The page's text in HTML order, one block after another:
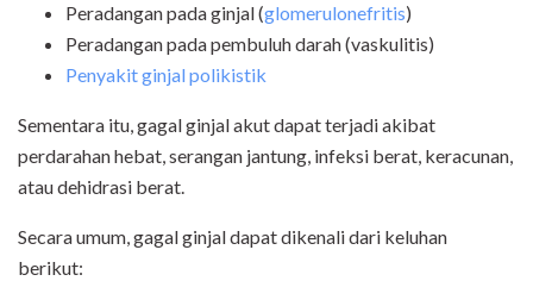
Peradangan pada ginjal (glomerulonefritis)
Peradangan pada pembuluh darah (vaskulitis)
Penyakit ginjal polikistik
Sementara itu, gagal ginjal akut dapat terjadi akibat
perdarahan hebat, serangan jantung, infeksi berat, keracunan,
atau dehidrasi berat.
Secara umum, gagal ginjal dapat dikenali dari keluhan
berikut: